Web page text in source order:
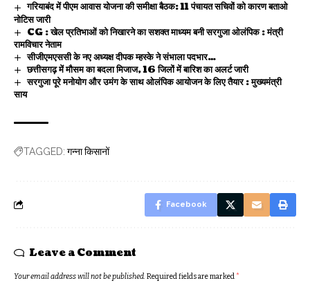
गरियाबंद में पीएम आवास योजना की समीक्षा बैठक: 11 पंचायत सचिवों को कारण बताओ
नोटिस जारी
CG : खेल प्रतिभाओं को निखारने का सशक्त माध्यम बनी सरगुजा ओलंपिक : मंत्री
रामविचार नेताम
सीजीएमएससी के नए अध्यक्ष दीपक म्हस्के ने संभाला पदभार…
छत्तीसगढ़ में मौसम का बदला मिजाज, 16 जिलों में बारिश का अलर्ट जारी
सरगुजा पूरे मनोयोग और उमंग के साथ ओलंपिक आयोजन के लिए तैयार : मुख्यमंत्री
साय
TAGGED: गन्ना किसानों
Facebook
Leave a Comment
Your email address will not be published.Required fields are marked*